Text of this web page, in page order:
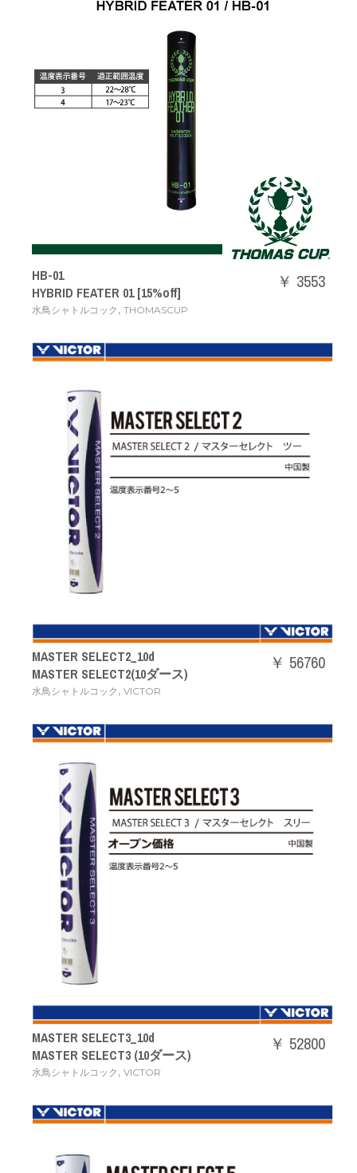
HB-01
HYBRID FEATER 01 [15%off]
水鳥シャトルコック , THOMASCUP
￥ 3553
MASTER SELECT2_10d
MASTER SELECT2(10ダース)
水鳥シャトルコック , VICTOR
￥ 56760
MASTER SELECT3_10d
MASTER SELECT3 (10ダース)
水鳥シャトルコック , VICTOR
￥ 52800